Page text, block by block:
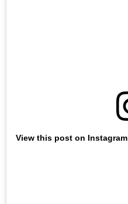
View this post on Instagram